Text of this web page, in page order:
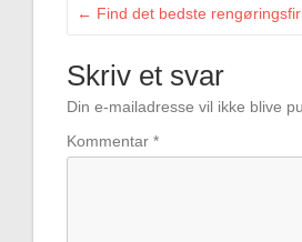
← Find det bedste
Skriv et svar
Din e-mailadresse vil ikke blive
Kommentar *